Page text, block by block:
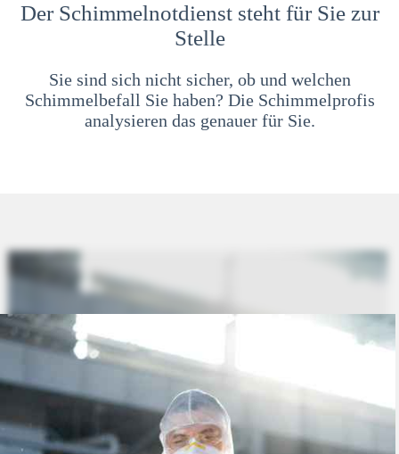
Der Schimmelnotdienst steht für Sie zur
Stelle
Sie sind sich nicht sicher, ob und welchen
Schimmelbefall Sie haben? Die Schimmelprofis
analysieren das genauer für Sie.